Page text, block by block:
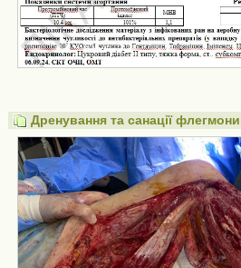
Дренування та санації флегмони